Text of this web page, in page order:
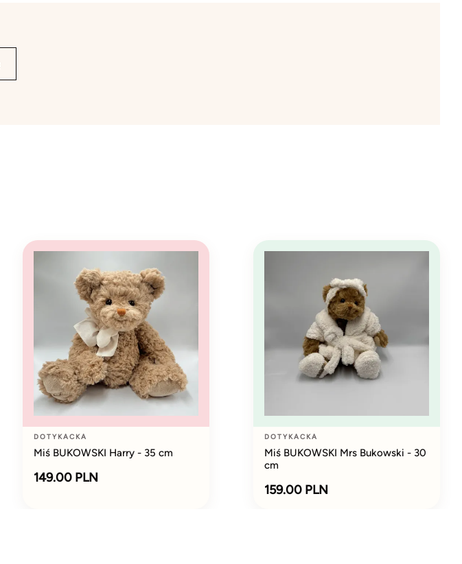
DOTYKACKA
Miś BUKOWSKI Harry - 35 cm
149.00 PLN
DOTYKACKA
Miś BUKOWSKI Mrs Bukowski - 30
cm
159.00 PLN